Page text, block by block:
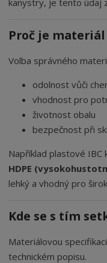
Proč je
Volba správného
odolnost vůči
vhodnost pro
životnost obalu
bezpečnost při
Například plastové
HDPE
lehký a vhodný pro
Kde se s tím
Materiálovou
technickém popisu.